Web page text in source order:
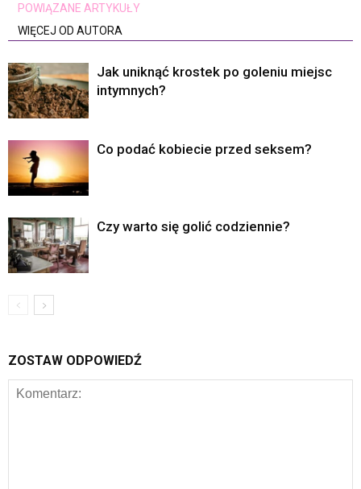
POWIĄZANE ARTYKUŁY
WIĘCEJ OD AUTORA
Jak uniknąć krostek po goleniu miejsc
intymnych?
Co podać kobiecie przed seksem?
Czy warto się golić codziennie?
ZOSTAW ODPOWIEDŹ